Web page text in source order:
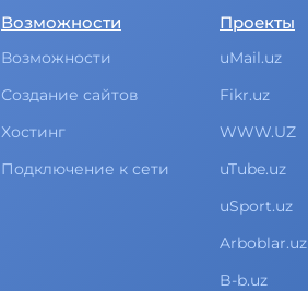
Возможности
Возможности
Создание сайтов
Хостинг
Подключение к сети
Проекты
uMail.uz
Fikr.uz
WWW.UZ
uTube.uz
uSport.uz
Arboblar.uz
B-b.uz